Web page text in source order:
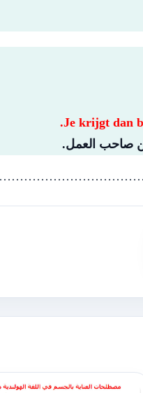
Je krijgt dan
صاحب العمل.